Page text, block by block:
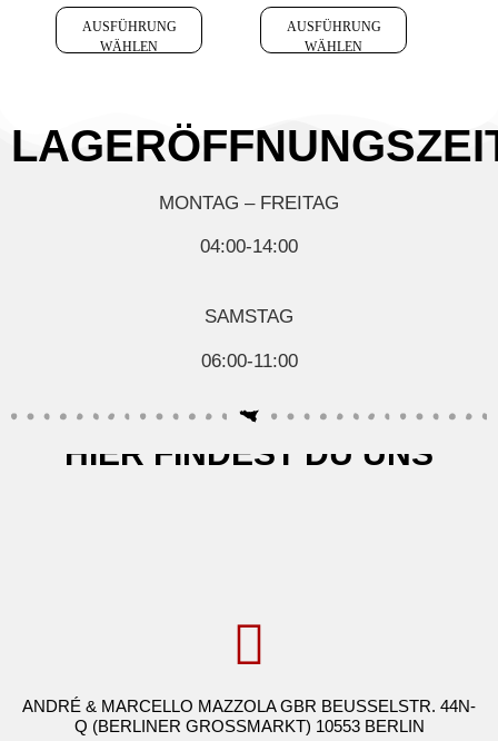
AUSFÜHRUNG
WÄHLEN
AUSFÜHRUNG
WÄHLEN
MONTAG – FREITAG
04:00-14:00
SAMSTAG
06:00-11:00
HIER FINDEST DU UNS
ANDRÉ & MARCELLO MAZZOLA GBR BEUSSELSTR. 44N-
Q (BERLINER GROSSMARKT) 10553 BERLIN